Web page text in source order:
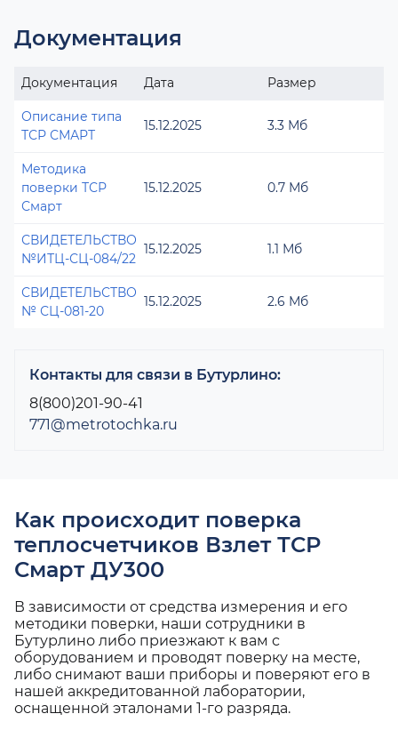
Документация
Документация Дата Размер
Описание типа
ТСР СМАРТ
15.12.2025 3.3 Мб
Методика
поверки ТСР
Смарт
15.12.2025 0.7 Мб
СВИДЕТЕЛЬСТВО
№ИТЦ-СЦ-084/22
15.12.2025 1.1 Мб
СВИДЕТЕЛЬСТВО
№ СЦ-081-20
15.12.2025 2.6 Мб
Контакты для связи в Бутурлино:
8(800)201-90-41
771@metrotochka.ru
Как происходит поверка
теплосчетчиков Взлет ТСР
Смарт ДУ300
В зависимости от средства измерения и его
методики поверки, наши сотрудники в
Бутурлино либо приезжают к вам с
оборудованием и проводят поверку на месте,
либо снимают ваши приборы и поверяют его в
нашей аккредитованной лаборатории,
оснащенной эталонами 1-го разряда.